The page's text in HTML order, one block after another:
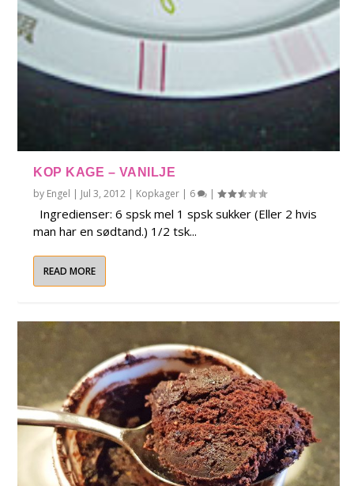
KOP KAGE – VANILJE
by Engel | Jul 3, 2012 | Kopkager | 6 |
Ingredienser: 6 spsk mel 1 spsk sukker (Eller 2 hvis
man har en sødtand.) 1/2 tsk...
READ MORE